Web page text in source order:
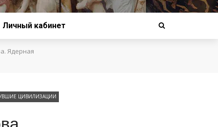
Личный кабинет
Ядерная
ЦИВИЛИЗАЦИИ